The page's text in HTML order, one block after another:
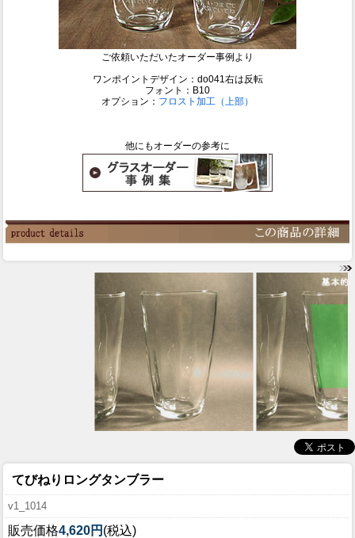
ご依頼いただいたオーダー事例より
ワンポイントデザイン：do041右は反転
フォント：B10
オプション： フロスト加工（上部）
他にもオーダーの参考に
てびねりロングタンブラー
v1_1014
販売価格4,620円 (税込)